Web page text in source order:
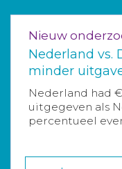
Nieuw
Nederland vs.
minder
Nederland had
uitgegeven als
percentueel